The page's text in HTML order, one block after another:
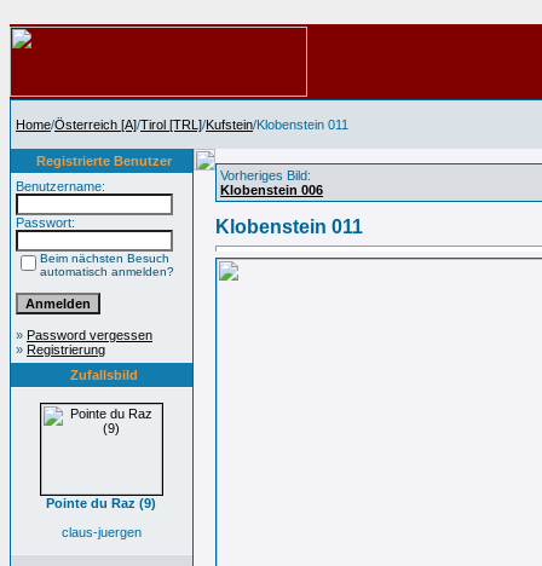
Home/Österreich [A]/Tirol [TRL]/Kufstein/Klobenstein 011
Registrierte Benutzer
Benutzername:
Passwort:
Beim nächsten Besuch
automatisch anmelden?
» Password vergessen
» Registrierung
Zufallsbild
Pointe du Raz (9)
claus-juergen
Vorheriges Bild:
Klobenstein 006
Klobenstein 011